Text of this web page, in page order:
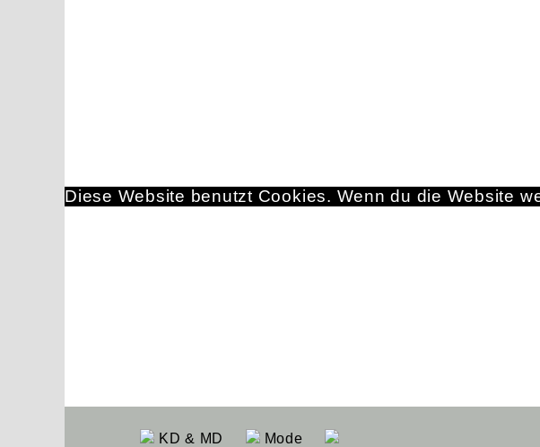
KD & MD Mode
Diese Website benutzt Cookies. Wenn du die Website